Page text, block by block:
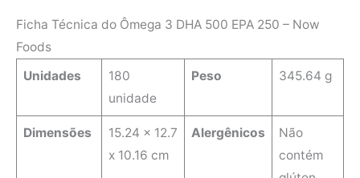
Ficha Técnica do Ômega 3 DHA 500 EPA 250 – Now
Foods
Unidades
180
unidade
Peso 345.64 g
Dimensões
15.24 x 12.7
x 10.16 cm
Alergênicos
‎Não
contém